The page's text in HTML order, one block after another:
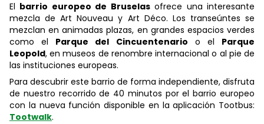
El barrio europeo de Bruselasofrece una interesante
mezcla de Art Nouveau y Art Déco. Los transeúntes se
mezclan en animadas plazas, en grandes espacios verdes
como el Parque del Cincuentenario o el Parque
Leopold, en museos de renombre internacional o al pie de
las instituciones europeas.
Para descubrir este barrio de forma independiente, disfruta
de nuestro recorrido de 40 minutos por el barrio europeo
con la nueva función disponible en la aplicación Tootbus:
Tootwalk.